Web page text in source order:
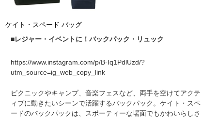
ケイト・スペード バッグ
■レジャー・イベントに！バックパック・リュック
https://www.instagram.com/p/B-Iq1PdlUzd/?
utm_source=ig_web_copy_link
ピクニックやキャンプ、音楽フェスなど、両手を空けてアクテ
ィブに動きたいシーンで活躍するバックパック。ケイト・スペ
ードのバックパックは、スポーティーな場面でもかわいらしさ